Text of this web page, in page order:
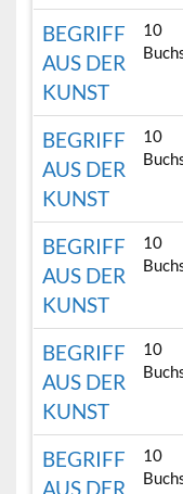
BEGRIFF
AUS DER
KUNST
10
BEGRIFF
AUS DER
KUNST
10
BEGRIFF
AUS DER
KUNST
10
BEGRIFF
AUS DER
KUNST
10
BEGRIFF
AUS DER
10